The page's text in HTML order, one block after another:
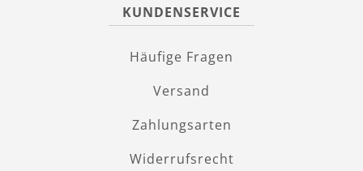
KUNDENSERVICE
Häufige Fragen
Versand
Zahlungsarten
Widerrufsrecht